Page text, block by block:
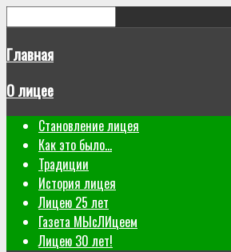
Главная
О лицее
Становление лицея
Как это было...
Традиции
История лицея
Лицею 25 лет
Газета МЫсЛИцеем
Лицею 30 лет!